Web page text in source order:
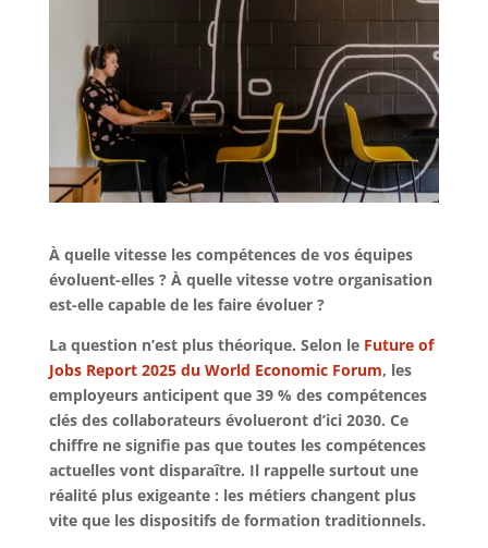
À quelle vitesse les compétences de vos équipes
évoluent-elles ? À quelle vitesse votre organisation
est-elle capable de les faire évoluer ?
La question n’est plus théorique. Selon le Future of
Jobs Report 2025 du World Economic Forum, les
employeurs anticipent que 39 % des compétences
clés des collaborateurs évolueront d’ici 2030. Ce
chiffre ne signifie pas que toutes les compétences
actuelles vont disparaître. Il rappelle surtout une
réalité plus exigeante : les métiers changent plus
vite que les dispositifs de formation traditionnels.